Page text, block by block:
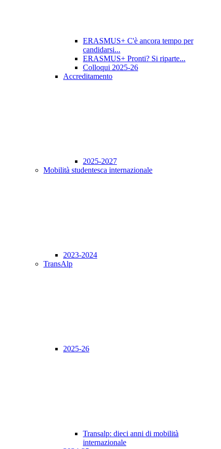
ERASMUS+ C'è ancora tempo per
candidarsi...
ERASMUS+ Pronti? Si riparte...
Colloqui 2025-26
Accreditamento
2025-2027
Mobilità studentesca internazionale
2023-2024
TransAlp
2025-26
Transalp: dieci anni di mobilità
internazionale